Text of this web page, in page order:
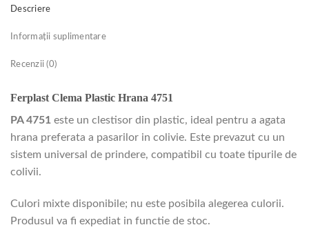
Descriere
Informații suplimentare
Recenzii (0)
Ferplast Clema Plastic Hrana 4751
PA 4751 este un clestisor din plastic, ideal pentru a agata
hrana preferata a pasarilor in colivie. Este prevazut cu un
sistem universal de prindere, compatibil cu toate tipurile de
colivii.
Culori mixte disponibile; nu este posibila alegerea culorii.
Produsul va fi expediat in functie de stoc.